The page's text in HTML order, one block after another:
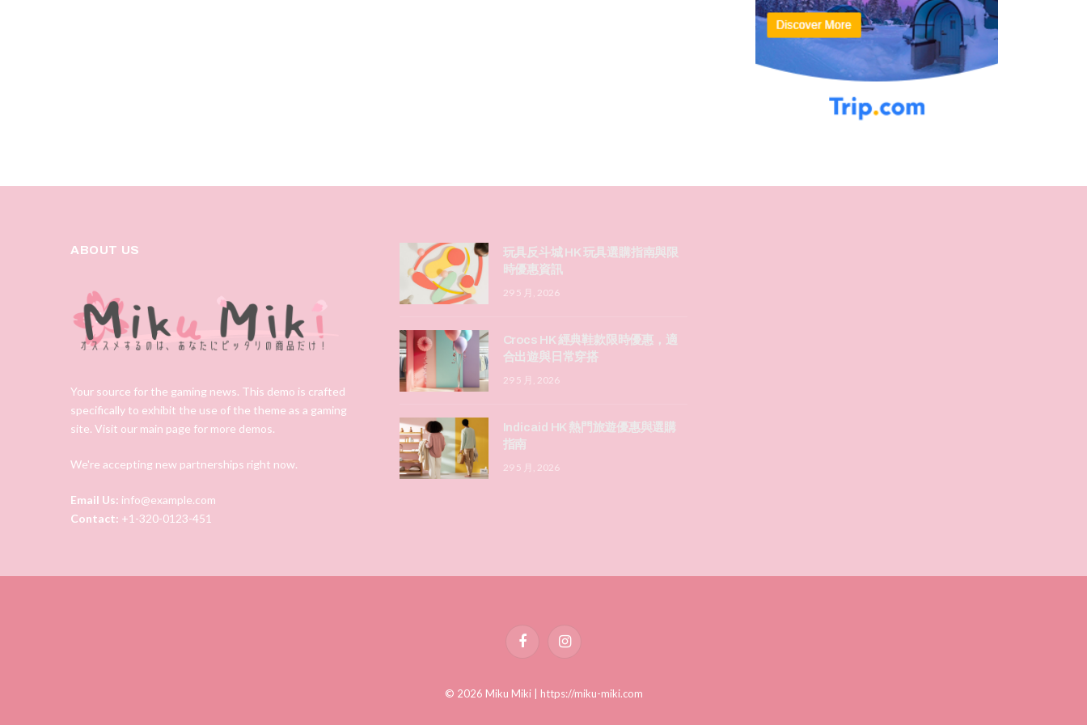
ABOUT US
Your source for the gaming news. This demo is crafted
specifically to exhibit the use of the theme as a gaming
site. Visit our main page for more demos.
We're accepting new partnerships right now.
Email Us: info@example.com
Contact: +1-320-0123-451
玩具反斗城 HK 玩具選購指南與限
時優惠資訊
29 5 月, 2026
Crocs HK 經典鞋款限時優惠，適
合出遊與日常穿搭
29 5 月, 2026
Indicaid HK 熱門旅遊優惠與選購
指南
29 5 月, 2026
FacebookInstagram
© 2026 Miku Miki | https://miku-miki.com